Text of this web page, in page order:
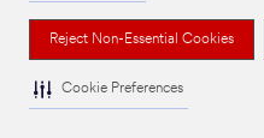
Reject Non-Essential Cookies
Cookie Preferences